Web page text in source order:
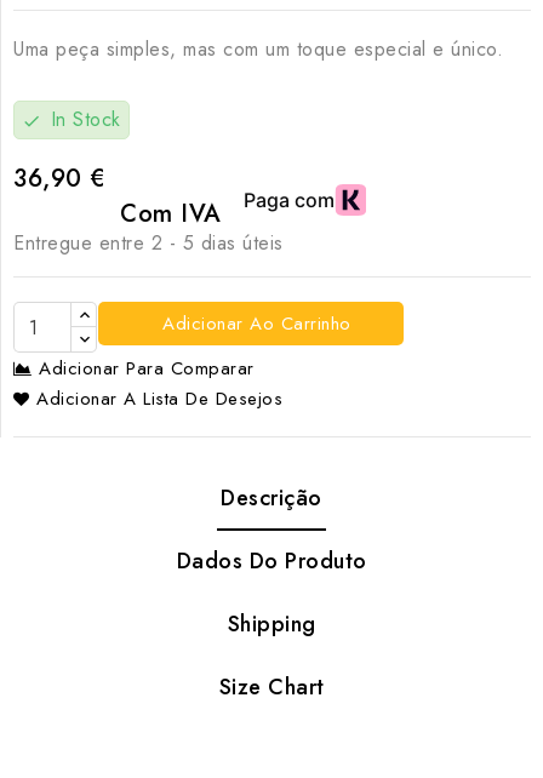
Uma peça simples, mas com um toque especial e único.
check In Stock
36,90 €
Com IVA
Entregue entre 2 - 5 dias úteis
Adicionar Ao Carrinho
Adicionar Para Comparar
Adicionar A Lista De Desejos
Descrição
Dados Do Produto
Shipping
Size Chart